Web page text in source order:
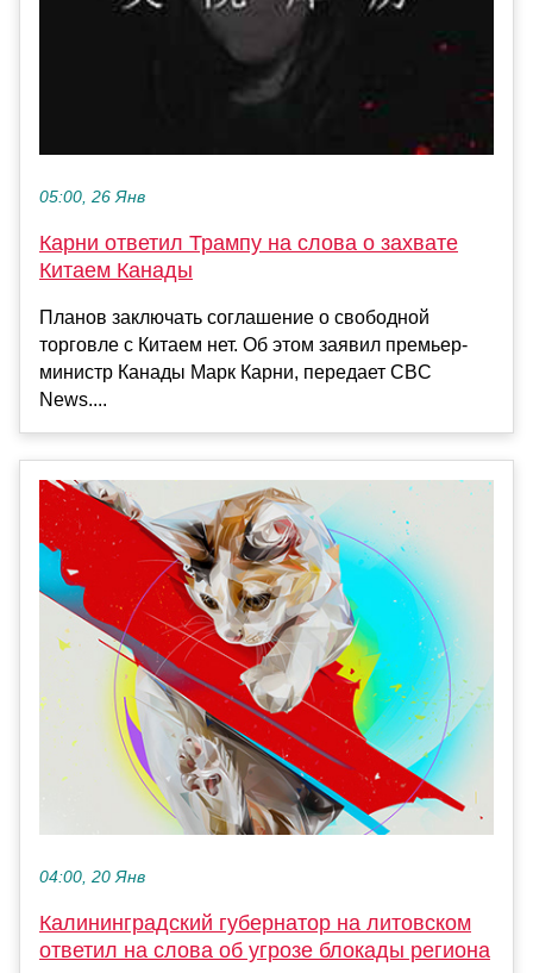
05:00, 26 Янв
Карни ответил Трампу на слова о захвате
Китаем Канады
Планов заключать соглашение о свободной
торговле с Китаем нет. Об этом заявил премьер-
министр Канады Марк Карни, передает CBC
News....
04:00, 20 Янв
Калининградский губернатор на литовском
ответил на слова об угрозе блокады региона